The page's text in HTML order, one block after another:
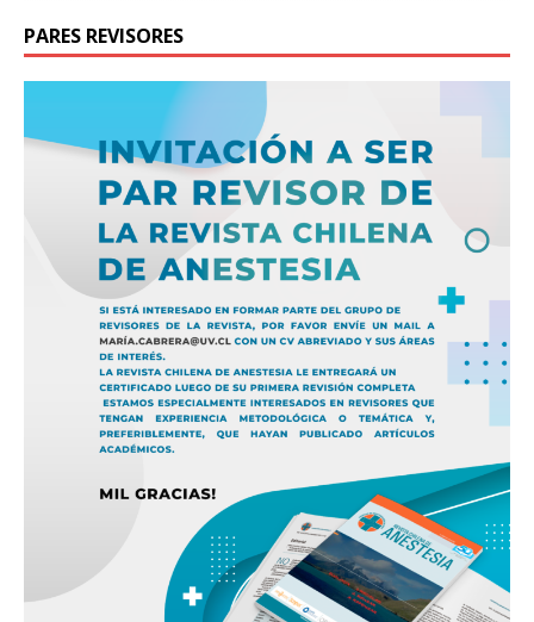
PARES REVISORES